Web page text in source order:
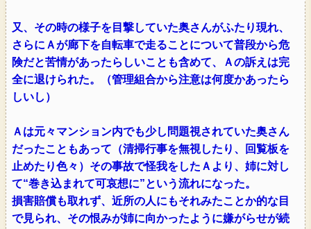
又、その時の様子を目撃していた奥さんがふたり現れ、
さらにＡが廊下を自転車で走ることについて普段から危
険だと苦情があったらしいことも含めて、Ａの訴えは完
全に退けられた。（管理組合から注意は何度かあったら
しいし）
Ａは元々マンション内でも少し問題視されていた奥さん
だったこともあって（清掃行事を無視したり、回覧板を
止めたり色々）その事故で怪我をしたＡより、姉に対し
て“巻き込まれて可哀想に”という流れになった。
損害賠償も取れず、近所の人にもそれみたことか的な目
で見られ、その恨みが姉に向かったように嫌がらせが続